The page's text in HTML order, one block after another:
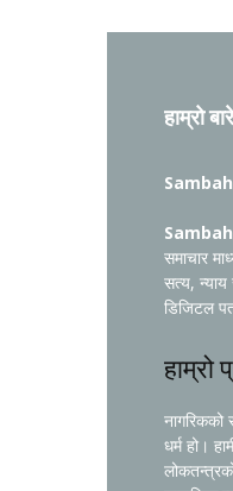
हाम्रो
समाचार
सत्य, न्याय
डिजिटल
हाम्रो
नागरिकको
धर्म हो।